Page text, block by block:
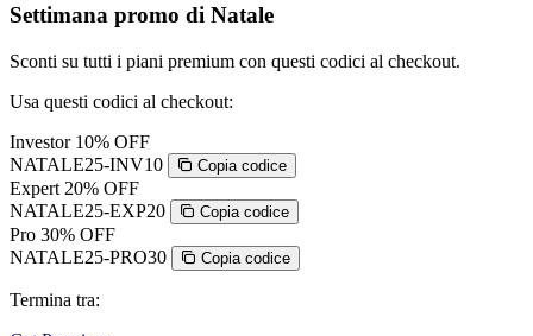
Settimana promo di Natale
Sconti su tutti i piani premium con questi codici al checkout.
Usa questi codici al checkout:
Investor 10% OFF
NATALE25-INV10
Copia codice
Expert 20% OFF
NATALE25-EXP20
Copia codice
Pro 30% OFF
NATALE25-PRO30
Copia codice
Termina tra: